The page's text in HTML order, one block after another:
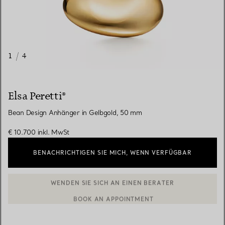
1 / 4
Elsa Peretti®
Bean Design Anhänger in Gelbgold, 50 mm
€ 10.700 inkl. MwSt
BENACHRICHTIGEN SIE MICH, WENN VERFÜGBAR